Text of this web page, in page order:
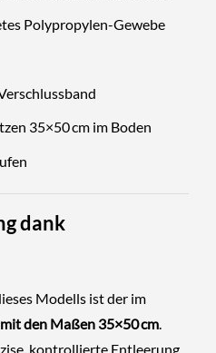
Polypropylen-Gewebe
35×50 cm im Boden
dank
Modells ist der im
den Maßen 35×50 cm
kontrollierte Entleerung